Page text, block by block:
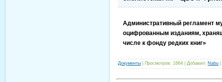
Административный регламент
оцифрованным изданиям,
числе к фонду редких книг»
Документы Просмотров: 1664 Добавил: Nabu